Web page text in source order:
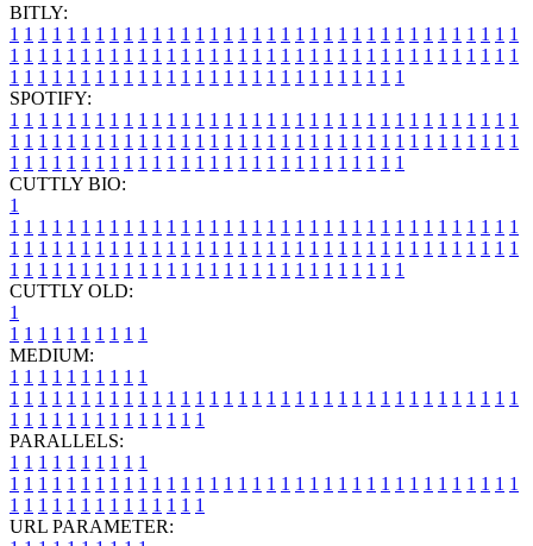
BITLY:
1 1 1 1 1 1 1 1 1 1 1 1 1 1 1 1 1 1 1 1 1 1 1 1 1 1 1 1 1 1 1 1 1 1 1 1
1 1 1 1 1 1 1 1 1 1 1 1 1 1 1 1 1 1 1 1 1 1 1 1 1 1 1 1 1 1 1 1 1 1 1 1
1 1 1 1 1 1 1 1 1 1 1 1 1 1 1 1 1 1 1 1 1 1 1 1 1 1 1 1
SPOTIFY:
1 1 1 1 1 1 1 1 1 1 1 1 1 1 1 1 1 1 1 1 1 1 1 1 1 1 1 1 1 1 1 1 1 1 1 1
1 1 1 1 1 1 1 1 1 1 1 1 1 1 1 1 1 1 1 1 1 1 1 1 1 1 1 1 1 1 1 1 1 1 1 1
1 1 1 1 1 1 1 1 1 1 1 1 1 1 1 1 1 1 1 1 1 1 1 1 1 1 1 1
CUTTLY BIO:
1
1 1 1 1 1 1 1 1 1 1 1 1 1 1 1 1 1 1 1 1 1 1 1 1 1 1 1 1 1 1 1 1 1 1 1 1
1 1 1 1 1 1 1 1 1 1 1 1 1 1 1 1 1 1 1 1 1 1 1 1 1 1 1 1 1 1 1 1 1 1 1 1
1 1 1 1 1 1 1 1 1 1 1 1 1 1 1 1 1 1 1 1 1 1 1 1 1 1 1 1
CUTTLY OLD:
1
1 1 1 1 1 1 1 1 1 1
MEDIUM:
1 1 1 1 1 1 1 1 1 1
1 1 1 1 1 1 1 1 1 1 1 1 1 1 1 1 1 1 1 1 1 1 1 1 1 1 1 1 1 1 1 1 1 1 1 1
1 1 1 1 1 1 1 1 1 1 1 1 1 1
PARALLELS:
1 1 1 1 1 1 1 1 1 1
1 1 1 1 1 1 1 1 1 1 1 1 1 1 1 1 1 1 1 1 1 1 1 1 1 1 1 1 1 1 1 1 1 1 1 1
1 1 1 1 1 1 1 1 1 1 1 1 1 1
URL PARAMETER: